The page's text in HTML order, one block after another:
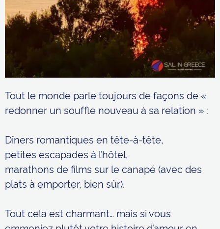
Tout le monde parle toujours de façons de «
redonner un souffle nouveau à sa relation » :
Dîners romantiques en tête-à-tête,
petites escapades à l’hôtel,
marathons de films sur le canapé (avec des
plats à emporter, bien sûr).
Tout cela est charmant… mais si vous